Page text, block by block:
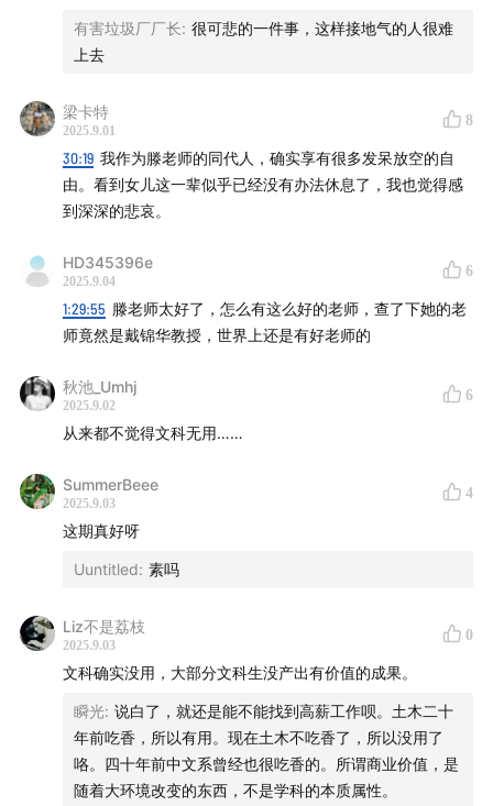
有害垃圾厂厂长: 很可悲的一件事，这样接地气的人很难
上去
梁卡特
2025.9.01
8
30:19 我作为滕老师的同代人，确实享有很多发呆放空的自
由。看到女儿这一辈似乎已经没有办法休息了，我也觉得感
到深深的悲哀。
HD345396e
2025.9.04
6
1:29:55 滕老师太好了，怎么有这么好的老师，查了下她的老
师竟然是戴锦华教授，世界上还是有好老师的
秋池_Umhj
2025.9.02
6
从来都不觉得文科无用……
SummerBeee
2025.9.03
4
这期真好呀
Uuntitled: 素吗
Liz不是荔枝
2025.9.03
0
文科确实没用，大部分文科生没产出有价值的成果。
瞬光: 说白了，就还是能不能找到高薪工作呗。土木二十
年前吃香，所以有用。现在土木不吃香了，所以没用了
咯。四十年前中文系曾经也很吃香的。所谓商业价值，是
随着大环境改变的东西，不是学科的本质属性。